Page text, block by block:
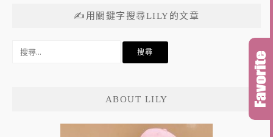
✍用關鍵字搜尋LILY的文章
ABOUT LILY